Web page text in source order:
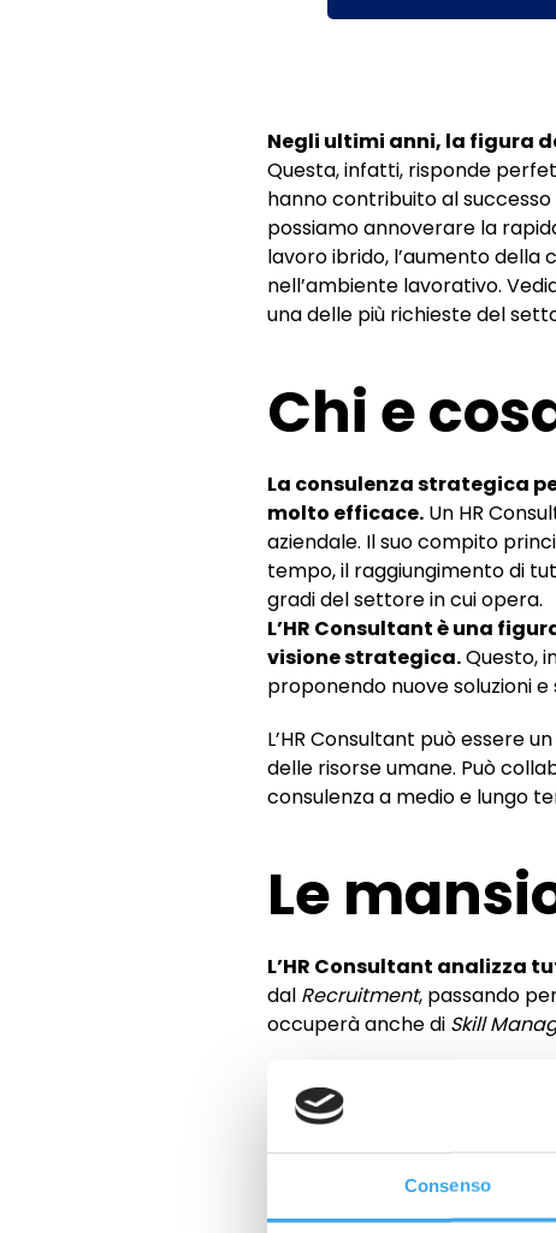
Consenso
Negli ultimi anni, la figura
Questa, infatti, risponde
hanno contribuito al
possiamo annoverare la
lavoro ibrido, l’aumento
nell’ambiente lavorativo.
una delle più richieste del
Chi e
La consulenza strategica
molto efficace. Un HR
aziendale. Il suo compito
tempo, il raggiungimento di
gradi del settore in cui opera.
L’HR Consultant è una
visione strategica.Questo,
proponendo nuove soluzioni
L’HR Consultant può essere
delle risorse umane. Può
consulenza a medio e lungo
Le
L’HR Consultant analizza
dal Recruitment, passando per
occuperà anche di Skill
La selezione del
selezione del personale,
colloqui di selezione.
La gestione del